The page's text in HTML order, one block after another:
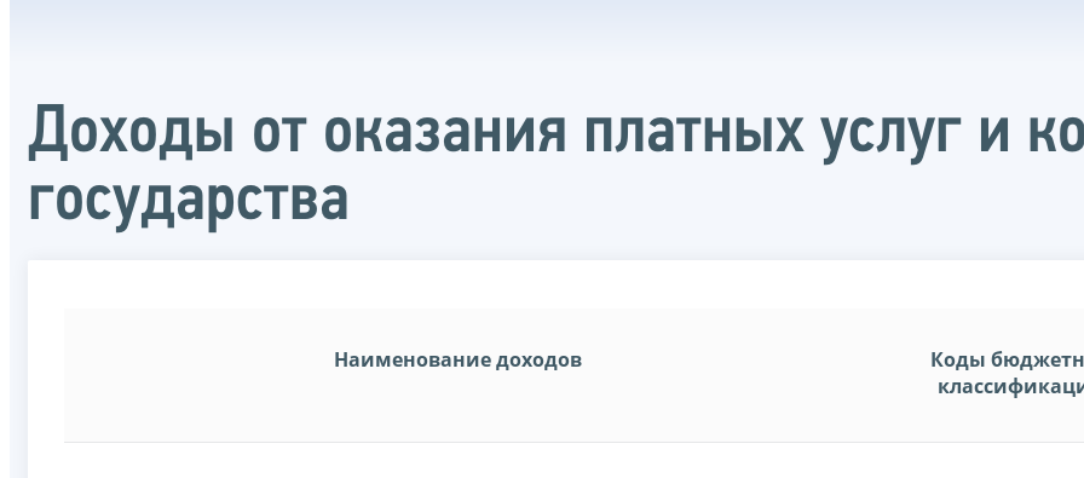
Доходы от оказания платных услуг и
государства
Наименование доходов
Коды